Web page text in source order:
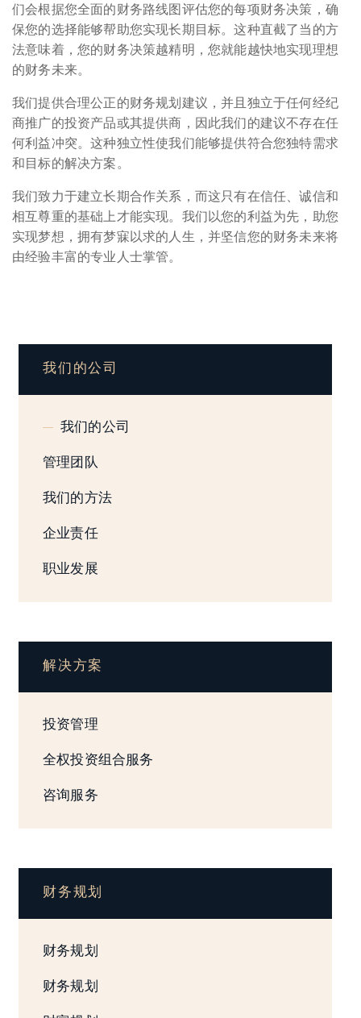
们会根据您全面的财务路线图评估您的每项财务决策，确
保您的选择能够帮助您实现长期目标。这种直截了当的方
法意味着，您的财务决策越精明，您就能越快地实现理想
的财务未来。
我们提供合理公正的财务规划建议，并且独立于任何经纪
商推广的投资产品或其提供商，因此我们的建议不存在任
何利益冲突。这种独立性使我们能够提供符合您独特需求
和目标的解决方案。
我们致力于建立长期合作关系，而这只有在信任、诚信和
相互尊重的基础上才能实现。我们以您的利益为先，助您
实现梦想，拥有梦寐以求的人生，并坚信您的财务未来将
由经验丰富的专业人士掌管。
我们的公司
我们的公司
管理团队
我们的方法
企业责任
职业发展
解决方案
投资管理
全权投资组合服务
咨询服务
财务规划
财务规划
财务规划